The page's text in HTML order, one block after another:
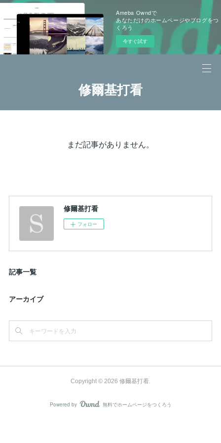
Ameba Owndで
あなただけのホームページやブログをつ
くろう
今すぐ試す
修爾基打看
まだ記事がありません。
修爾基打看
フォロー
記事一覧
アーカイブ
Copyright © 2026 修爾基打看.
Powered by AmebaOwnd
無料でホームページをつくろう